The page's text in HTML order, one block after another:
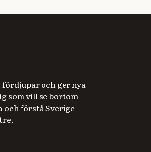
och ger nya
som vill se bortom
och förstå Sverige